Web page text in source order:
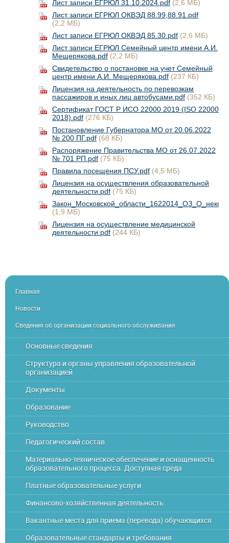
Лист записи ЕГРЮЛ 31.10.2024.pdf (2,6 МБ)
Лист записи ЕГРЮЛ ОКВЭД 88.99,88.91.pdf
(2,2 МБ)
Лист записи ЕГРЮЛ ОКВЭД 85.30.pdf (2,6 МБ)
Лист записи ЕГРЮЛ Семейный центр имени А.И.
Мещерякова.pdf (2,2 МБ)
Свидетельство о постановке на учет Семейный
центр имени А.И. Мещерякова.pdf (237 КБ)
Лицензия на деятельность по перевозкам
пассажиров и иных лиц автобусами.pdf (352 КБ)
Сертификат ГОСТ Р ИСО 22000 2019 (ISO 22000
2018).pdf (276 КБ)
Постановление Губернатора МО от 20.06.2022
№ 200 ПГ.pdf (68 КБ)
Распоряжение Правительства МО от 26.07.2022
№ 701 РП.pdf (75 КБ)
Правила посещения ПСУ.pdf (4,5 МБ)
Лицензия на осуществления образовательной
деятельности.pdf (75 КБ)
(1,9 МБ)
Лицензия на осуществление медицинской
деятельности.pdf (244 КБ)
Главная
Новости
Сведения об организации социального обслуживания
Основные сведения
Структура и органы управления образовательной
организацией
Документы
Образование
Руководство
Педагогический состав
Материально-техническое обеспечение и оснащенность
образовательного процесса. Доступная среда
Платные образовательные услуги
Финансово-хозяйственная деятельность
Вакантные места для приема (перевода) обучающихся
Образовательные стандарты и требования